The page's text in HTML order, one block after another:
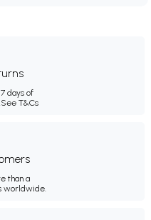
days of
See T&Cs
than a
worldwide.